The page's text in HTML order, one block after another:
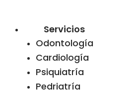
Servicios
Odontología
Cardiología
Psiquiatría
Pedriatría